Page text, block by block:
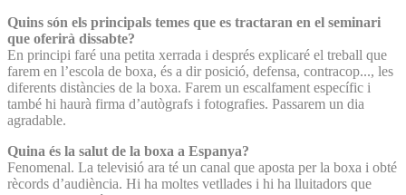
Quins són els principals temes que es tractaran en el seminari
que oferirà dissabte?
En principi faré una petita xerrada i després explicaré el treball que
farem en l’escola de boxa, és a dir posició, defensa, contracop..., les
diferents distàncies de la boxa. Farem un escalfament específic i
també hi haurà firma d’autògrafs i fotografies. Passarem un dia
agradable.
Quina és la salut de la boxa a Espanya?
Fenomenal. La televisió ara té un canal que aposta per la boxa i obté
rècords d’audiència. Hi ha moltes vetllades i hi ha lluitadors que